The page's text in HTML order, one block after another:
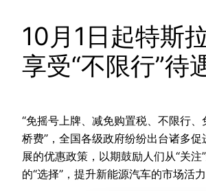
10月1日起特斯
享受“不限行”待
“免摇号上牌、减免购置税、不限行、
桥费”，全国各级政府纷纷出台诸多
展的优惠政策，以期鼓励人们从“关注
的“选择”，提升新能源汽车的市场活力